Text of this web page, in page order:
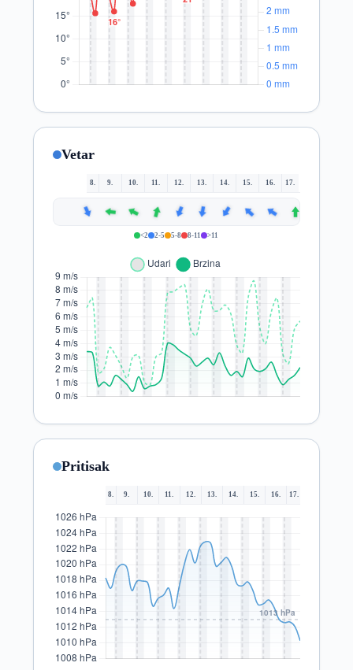
Vetar
8. 9. 10. 11. 12. 13. 14. 15. 16. 17.
Pritisak
8. 9. 10. 11. 12. 13. 14. 15. 16. 17.